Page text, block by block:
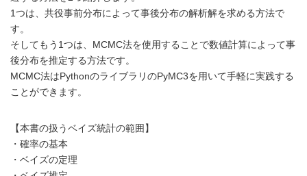
1つは、共役事前分布によって事後分布の解析解を求める方法で
す。
そしてもう1つは、MCMC法を使用することで数値計算によって事
後分布を推定する方法です。
MCMC法はPythonのライブラリのPyMC3を用いて手軽に実践する
ことができます。
【本書の扱うベイズ統計の範囲】
・確率の基本
・ベイズの定理